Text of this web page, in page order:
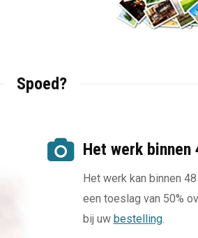
Spoed?
Het werk binnen
Het werk kan binnen
een toeslag van 50%
bij uw bestelling.